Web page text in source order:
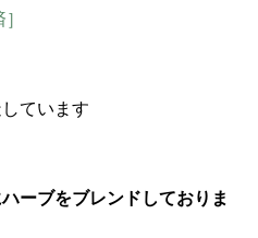
ています
ーブをブレンドしておりま